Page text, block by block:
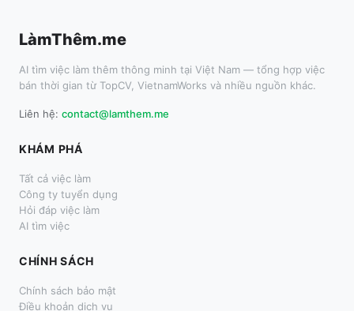
LàmThêm.me
AI tìm việc làm thêm thông minh tại Việt Nam — tổng hợp việc
bán thời gian từ TopCV, VietnamWorks và nhiều nguồn khác.
Liên hệ: contact@lamthem.me
KHÁM PHÁ
Tất cả việc làm
Công ty tuyển dụng
Hỏi đáp việc làm
AI tìm việc
CHÍNH SÁCH
Chính sách bảo mật
Điều khoản dịch vụ